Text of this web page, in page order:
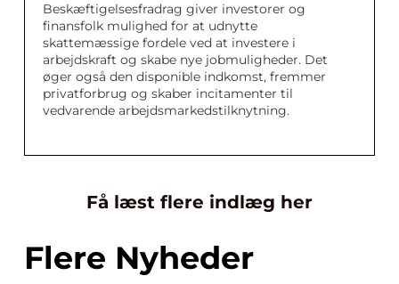
Beskæftigelsesfradrag giver investorer og
finansfolk mulighed for at udnytte
skattemæssige fordele ved at investere i
arbejdskraft og skabe nye jobmuligheder. Det
øger også den disponible indkomst, fremmer
privatforbrug og skaber incitamenter til
vedvarende arbejdsmarkedstilknytning.
Få læst flere indlæg her
Flere Nyheder